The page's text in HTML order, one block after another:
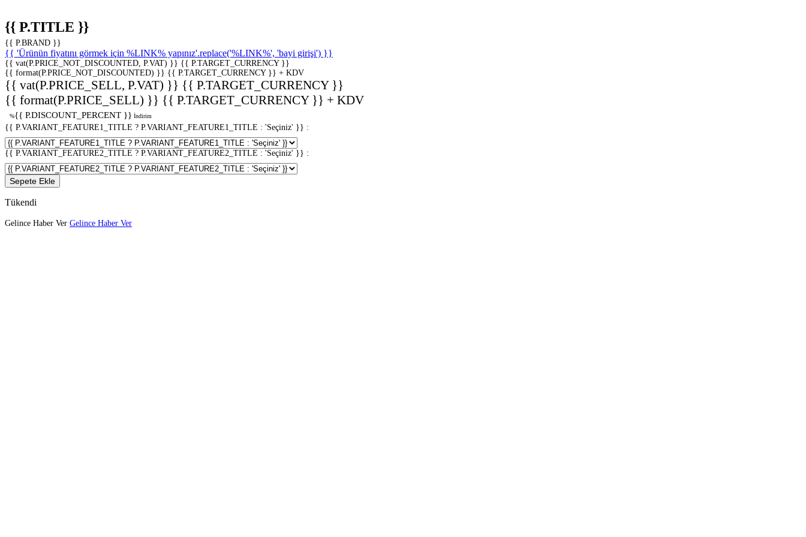
{{ P.TITLE }}
{{ P.BRAND }}
{{ 'Ürünün fiyatını görmek için %LINK% yapınız'.replace('%LINK%', 'bayi girişi') }}
{{ vat(P.PRICE_NOT_DISCOUNTED, P.VAT) }} {{ P.TARGET_CURRENCY }}
{{ format(P.PRICE_NOT_DISCOUNTED) }} {{ P.TARGET_CURRENCY }} + KDV
{{ vat(P.PRICE_SELL, P.VAT) }} {{ P.TARGET_CURRENCY }}
{{ format(P.PRICE_SELL) }} {{ P.TARGET_CURRENCY }} + KDV
%{{ P.DISCOUNT_PERCENT }} İndirim
{{ P.VARIANT_FEATURE1_TITLE ? P.VARIANT_FEATURE1_TITLE : 'Seçiniz' }} :
{{ P.VARIANT_FEATURE2_TITLE ? P.VARIANT_FEATURE2_TITLE : 'Seçiniz' }} :
Sepete Ekle
Tükendi
Gelince Haber Ver Gelince Haber Ver